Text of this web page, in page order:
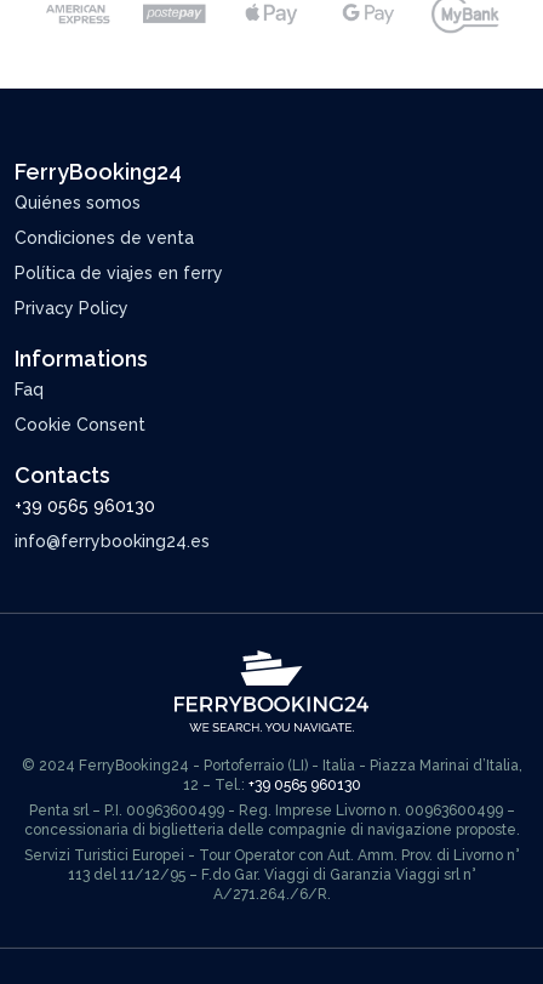
FerryBooking24
Quiénes somos
Condiciones de venta
Política de viajes en ferry
Privacy Policy
Informations
Faq
Cookie Consent
Contacts
+39 0565 960130
info@ferrybooking24.es
© 2024 FerryBooking24 - Portoferraio (LI) - Italia - Piazza Marinai d’Italia,
12 – Tel.: +39 0565 960130
Penta srl – P.I. 00963600499 - Reg. Imprese Livorno n. 00963600499 –
concessionaria di biglietteria delle compagnie di navigazione proposte.
Servizi Turistici Europei - Tour Operator con Aut. Amm. Prov. di Livorno n°
113 del 11/12/95 – F.do Gar. Viaggi di Garanzia Viaggi srl n°
A/271.264./6/R.